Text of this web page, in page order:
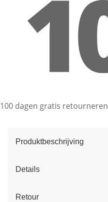
100 dagen gratis retourneren
Produktbeschrijving
Details
Retour